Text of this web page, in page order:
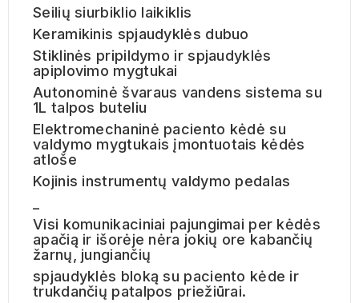
Seilių siurbiklio laikiklis
Keramikinis spjaudyklės dubuo
Stiklinės pripildymo ir spjaudyklės
apiplovimo mygtukai
Autonominė švaraus vandens sistema su
1L talpos buteliu
Elektromechaninė paciento kėdė su
valdymo mygtukais įmontuotais kėdės
atloše
Kojinis instrumentų valdymo pedalas
Visi komunikaciniai pajungimai per kėdės
apačią ir išorėje nėra jokių ore kabančių
žarnų, jungiančių
spjaudyklės bloką su paciento kėde ir
trukdančių patalpos priežiūrai.